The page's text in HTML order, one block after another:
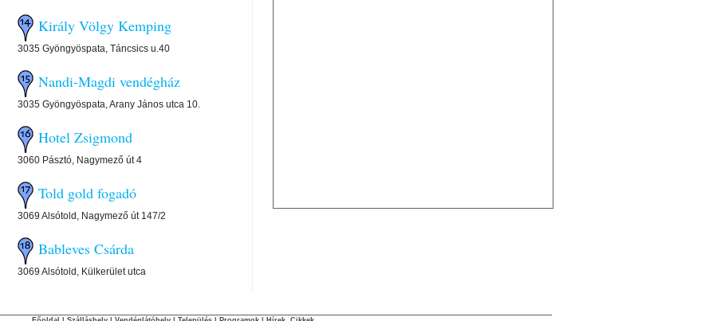
Király Völgy Kemping
3035 Gyöngyöspata, Táncsics u.40
Nandi-Magdi vendégház
3035 Gyöngyöspata, Arany János utca 10.
Hotel Zsigmond
3060 Pásztó, Nagymező út 4
Told gold fogadó
3069 Alsótold, Nagymező út 147/2
Bableves Csárda
3069 Alsótold, Külkerület utca